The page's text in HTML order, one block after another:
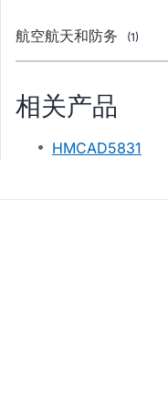
航空航天和防务 (1)
相关产品
HMCAD5831